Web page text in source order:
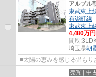
アルブル
東武東上
有楽町線 「
東武東上
4,480万円
間取:
埼玉県朝
■太陽の恵みを感じる温も
売買｜中